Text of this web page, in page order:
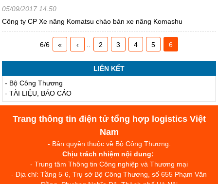
05/09/2017 14:50
Công ty CP Xe nâng Komatsu chào bán xe nâng Komashu
6/6 « ‹ 2 3 4 5 6
LIÊN KẾT
- Bộ Công Thương
-TÀI LIỆU, BÁO CÁO
Trang thông tin điện tử tổng hợp logistics Việt
Nam
- Bản quyền thuộc về Bộ Công Thương.
Chịu trách nhiệm nội dung:
- Trung tâm Thông tin Công nghiệp và Thương mại
- Địa chỉ: Tầng 5-6, Trụ sở Bộ Công Thương, số 655 Phạm Văn